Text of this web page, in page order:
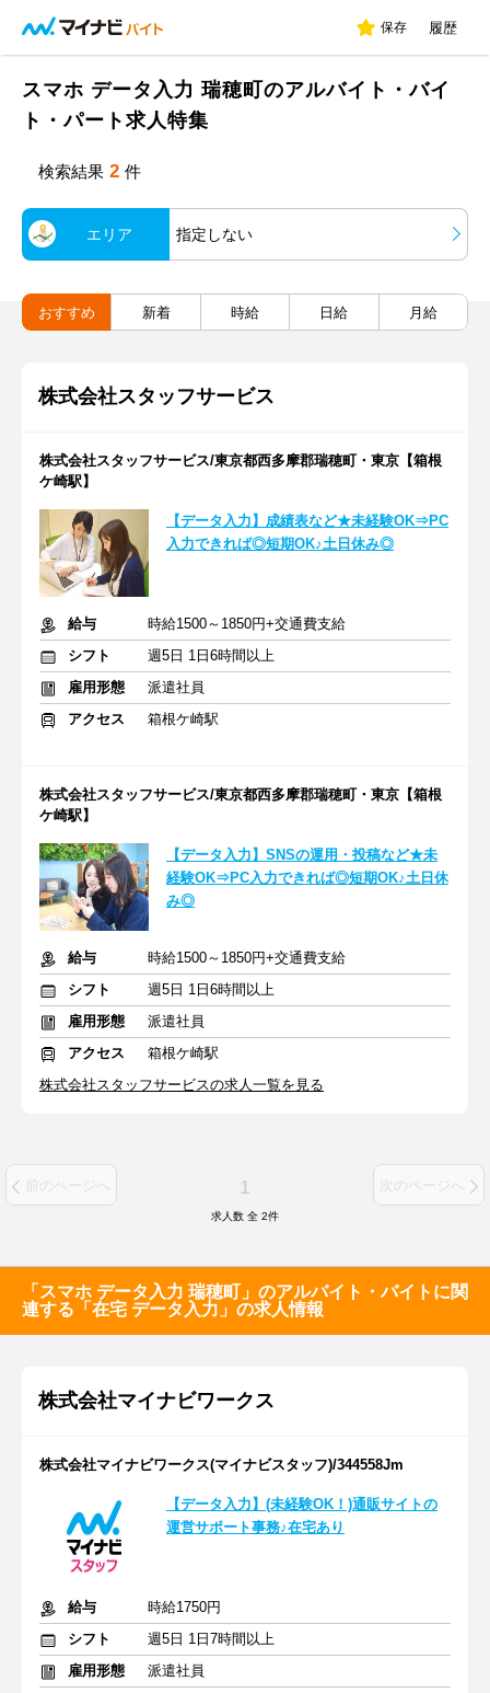
保存 履歴
スマホ データ入力 瑞穂町のアルバイト・バイ
ト・パート求人特集
検索結果 2 件
エリア 指定しない
おすすめ 新着 時給 日給 月給
株式会社スタッフサービス
株式会社スタッフサービス/東京都西多摩郡瑞穂町・東京【箱根
ケ崎駅】
【データ入力】成績表など★未経験OK⇒PC
入力できれば◎短期OK♪土日休み◎
給与
時給1500～1850円+交通費支給
シフト
週5日 1日6時間以上
雇用形態
派遣社員
アクセス
箱根ケ崎駅
株式会社スタッフサービス/東京都西多摩郡瑞穂町・東京【箱根
ケ崎駅】
【データ入力】SNSの運用・投稿など★未
経験OK⇒PC入力できれば◎短期OK♪土日休
み◎
給与
時給1500～1850円+交通費支給
シフト
週5日 1日6時間以上
雇用形態
派遣社員
アクセス
箱根ケ崎駅
株式会社スタッフサービスの求人一覧を見る
前のページへ 1 次のページへ
求人数 全 2件
「スマホ データ入力 瑞穂町」のアルバイト・バイトに関
連する「在宅 データ入力」の求人情報
株式会社マイナビワークス
株式会社マイナビワークス(マイナビスタッフ)/344558Jm
【データ入力】(未経験OK！)通販サイトの
運営サポート事務♪在宅あり
給与
時給1750円
シフト
週5日 1日7時間以上
雇用形態
派遣社員